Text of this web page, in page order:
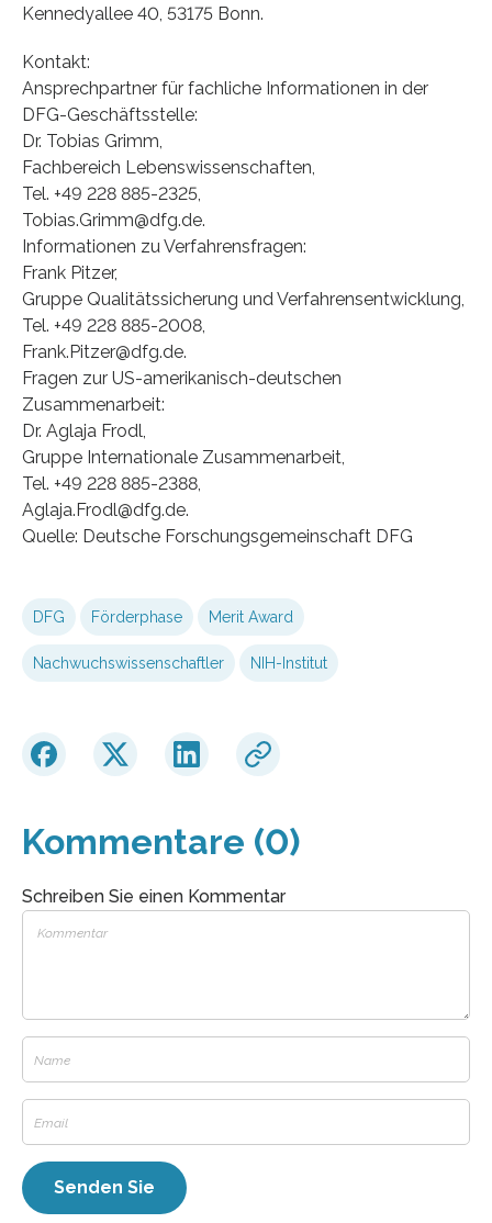
Kennedyallee 40, 53175 Bonn.
Kontakt:
Ansprechpartner für fachliche Informationen in der
DFG-Geschäftsstelle:
Dr. Tobias Grimm,
Fachbereich Lebenswissenschaften,
Tel. +49 228 885-2325,
Tobias.Grimm@dfg.de.
Informationen zu Verfahrensfragen:
Frank Pitzer,
Gruppe Qualitätssicherung und Verfahrensentwicklung,
Tel. +49 228 885-2008,
Frank.Pitzer@dfg.de.
Fragen zur US-amerikanisch-deutschen
Zusammenarbeit:
Dr. Aglaja Frodl,
Gruppe Internationale Zusammenarbeit,
Tel. +49 228 885-2388,
Aglaja.Frodl@dfg.de.
Quelle: Deutsche Forschungsgemeinschaft DFG
DFG Förderphase Merit Award
Nachwuchswissenschaftler NIH-Institut
Kommentare (0)
Schreiben Sie einen Kommentar